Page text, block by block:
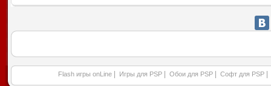
Flash игры onLine Игры для PSP Обои для PSP Софт для PSP